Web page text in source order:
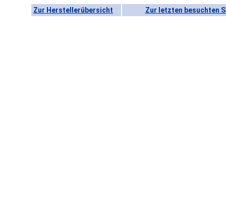
Zur Herstellerübersicht Zur letzten besuchten